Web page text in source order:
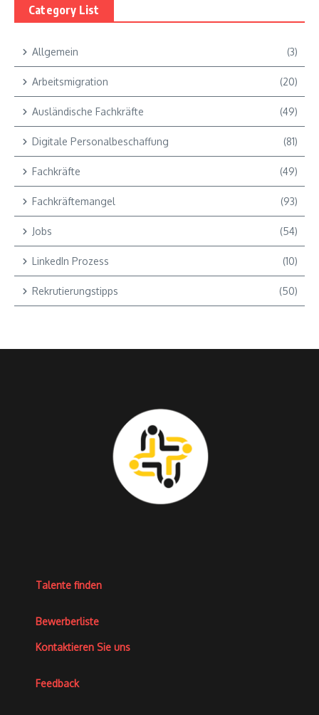
Category List
Allgemein (3)
Arbeitsmigration (20)
Ausländische Fachkräfte (49)
Digitale Personalbeschaffung (81)
Fachkräfte (49)
Fachkräftemangel (93)
Jobs (54)
LinkedIn Prozess (10)
Rekrutierungstipps (50)
Talente finden
Bewerberliste
Kontaktieren Sie uns
Feedback